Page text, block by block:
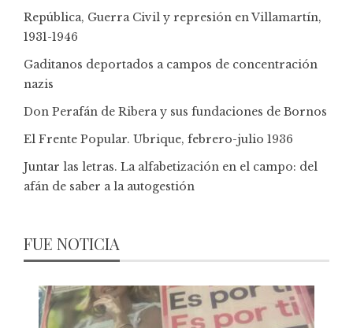
República, Guerra Civil y represión en Villamartín,
1931-1946
Gaditanos deportados a campos de concentración
nazis
Don Perafán de Ribera y sus fundaciones de Bornos
El Frente Popular. Ubrique, febrero-julio 1936
Juntar las letras. La alfabetización en el campo: del
afán de saber a la autogestión
FUE NOTICIA